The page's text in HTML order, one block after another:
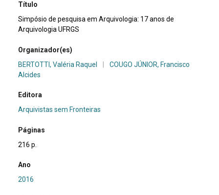
Título
Simpósio de pesquisa em Arquivologia: 17 anos de
Arquivologia UFRGS
Organizador(es)
BERTOTTI, Valéria Raquel
COUGO JÚNIOR, Francisco
Alcides
Editora
Arquivistas sem Fronteiras
Páginas
216 p.
Ano
2016